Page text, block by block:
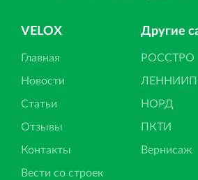
VELOX
Главная
Новости
Статьи
Отзывы
Контакты
Вести со строек
Другие
РОССТРО
НОРД
ПКТИ
Вернисаж